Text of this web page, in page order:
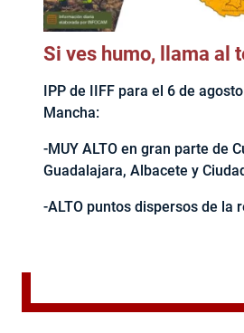
Si ves humo, llama al
IPP de IIFF para el 6 de
Mancha:
-MUY ALTO en gran parte de
Guadalajara, Albacete y
-ALTO puntos dispersos de la